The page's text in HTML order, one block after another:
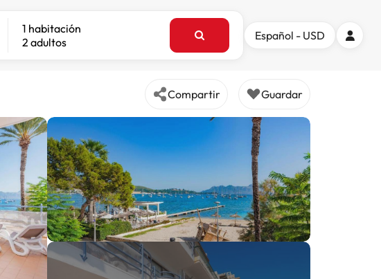
1 habitación
2 adultos
Español - USD
Compartir Guardar